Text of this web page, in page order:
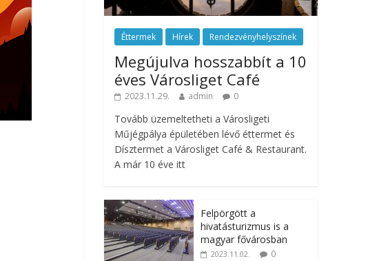
Éttermek Hírek Rendezvényhelyszínek
Megújulva hosszabbít a 10
éves Városliget Café
2023.11.29. admin 0
Tovább üzemeltetheti a Városligeti
Műjégpálya épületében lévő éttermet és
Dísztermet a Városliget Café & Restaurant.
A már 10 éve itt
Felpörgött a
hivatásturizmus is a
magyar fővárosban
2023.11.02. 0